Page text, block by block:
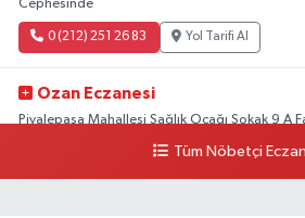
Cephesinde
0 (212) 251 26 83 Yol Tarifi Al
Ozan Eczanesi
Piyalepaşa Mahallesi Sağlık Ocağı Sokak 9 A
Yol Tarifi Al
Tüm Nöbetçi